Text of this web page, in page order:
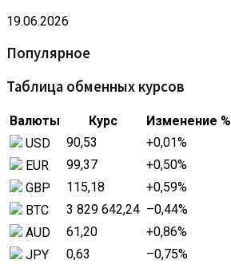
19.06.2026
Популярное
Таблица обменных курсов
Валюты Курс
Изменение %
USD
90,53 +0,01%
EUR
99,37 +0,50%
GBP
115,18 +0,59%
BTC
3 829 642,24 –0,44%
AUD
61,20 +0,86%
JPY
0,63 –0,75%